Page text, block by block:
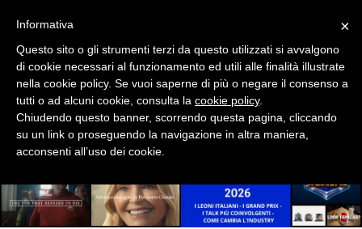
DATI
RICERCHE
PREVISIONI/SCENARI
NORMATIVE
×
Informativa
Questo sito o gli strumenti terzi da questo utilizzati si avvalgono
di cookie necessari al funzionamento ed utili alle finalità illustrate
nella cookie policy. Se vuoi saperne di più o negare il consenso a
tutti o ad alcuni cookie, consulta la cookie policy.
Chiudendo questo banner, scorrendo questa pagina, cliccando
su un link o proseguendo la navigazione in altra maniera,
acconsenti all’uso dei cookie.